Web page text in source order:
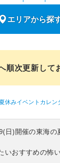
エリアから探
順次更新して
休みイベントカレン
日)開催の東海の
いおすすめの怖